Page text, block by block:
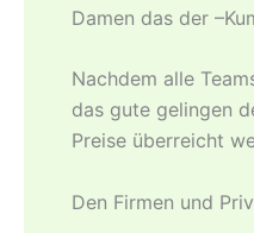
Damen das der
Nachdem alle
das gute gelingen
Preise überreicht
Den Firmen und